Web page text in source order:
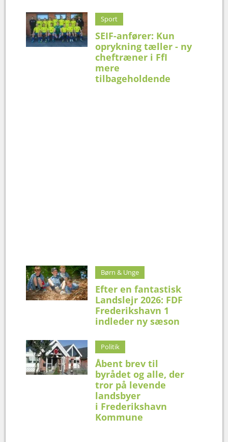
Sport
SEIF-anfører: Kun
oprykning tæller - ny
cheftræner i FfI
mere
tilbageholdende
Børn & Unge
Efter en fantastisk
Landslejr 2026: FDF
Frederikshavn 1
indleder ny sæson
Politik
Åbent brev til
byrådet og alle, der
tror på levende
landsbyer
i Frederikshavn
Kommune